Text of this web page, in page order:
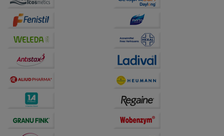
auf unserer Website aber auch die Werbung auf
Drittseiten möglichst relevant für Sie zu gestalten.
Bitte beachten Sie, dass Daten hierfür teilweise an
Dritte wie z.B. Google oder soziale Medien
übertragen werden.